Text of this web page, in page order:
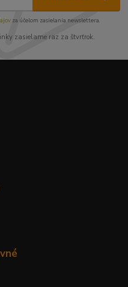
za účelom zasielania newslettera.
zasielame raz za štvrťrok.